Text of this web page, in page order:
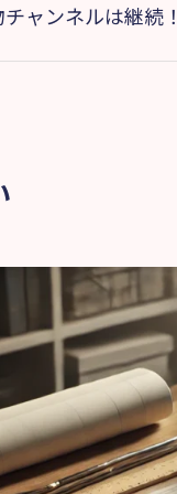
ャンネルは継続